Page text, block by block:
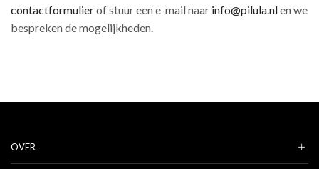
contactformulierof stuur een e-mail naar info@pilula.nlen we
bespreken de mogelijkheden.
OVER